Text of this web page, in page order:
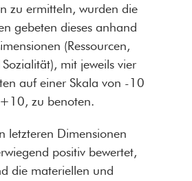
zu ermitteln, wurden die
gebeten dieses anhand
(Ressourcen,
mit jeweils vier
auf einer Skala von -10
zu benoten.
letzteren Dimensionen
positiv bewertet,
die materiellen und